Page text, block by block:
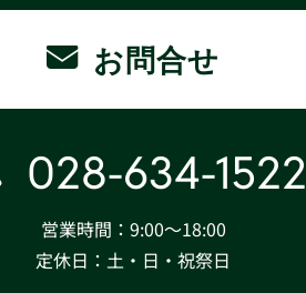
お問合せ
028-634-1522
営業時間：9:00〜18:00
定休日：土・日・祝祭日